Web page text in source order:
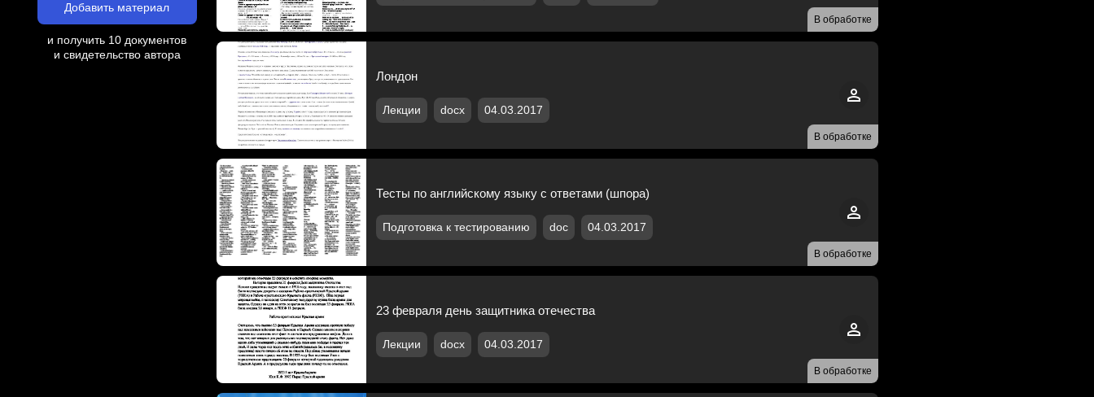
Добавить материал
и получить 10 документов
и свидетельство автора
В обработке
В обработке
Лондон
Лекции docx 04.03.2017
В обработке
Тесты по английскому языку с ответами (шпора)
Подготовка к тестированию doc 04.03.2017
В обработке
23 февраля день защитника отечества
Лекции docx 04.03.2017